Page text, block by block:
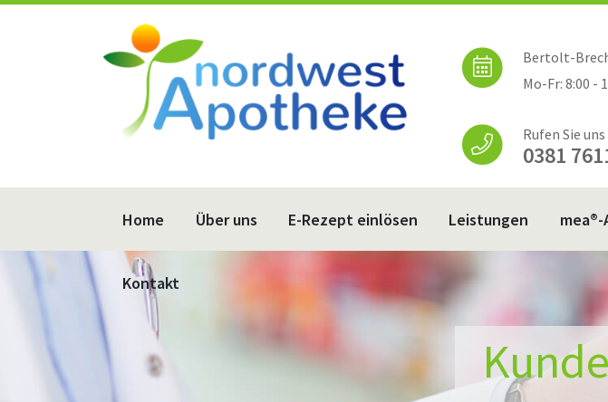
Bertolt-
Mo-Fr: 8:00 -
Rufen Sie
0381
Home Über uns E-Rezept einlösen Leistungen
Kontakt